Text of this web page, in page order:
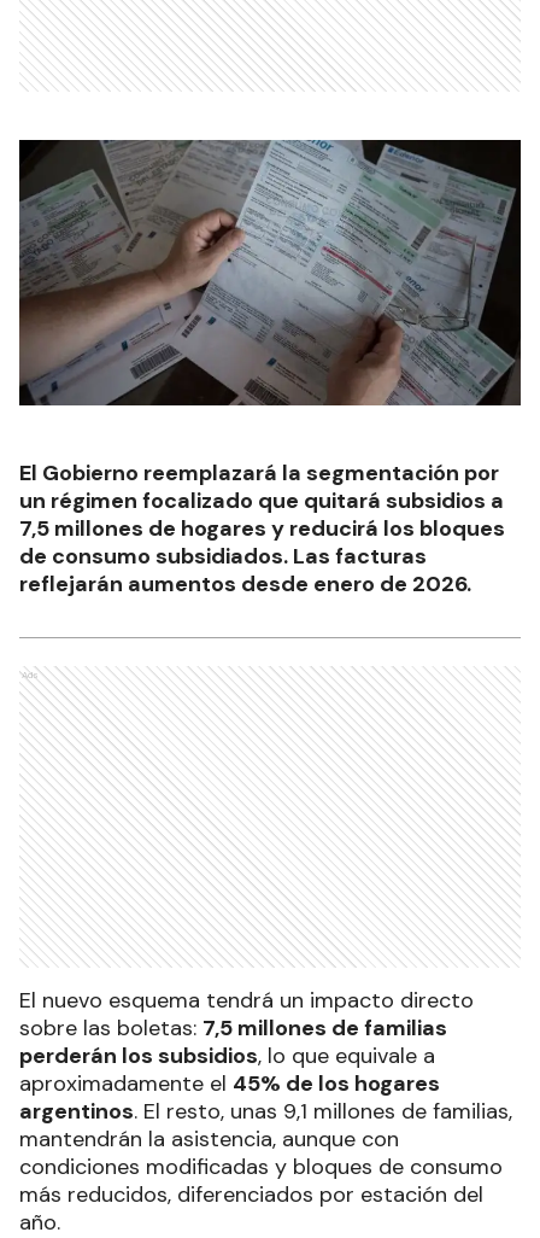
El Gobierno reemplazará la segmentación por
un régimen focalizado que quitará subsidios a
7,5 millones de hogares y reducirá los bloques
de consumo subsidiados. Las facturas
reflejarán aumentos desde enero de 2026.
Ads
El nuevo esquema tendrá un impacto directo
sobre las boletas: 7,5 millones de familias
perderán los subsidios, lo que equivale a
aproximadamente el 45% de los hogares
argentinos. El resto, unas 9,1 millones de familias,
mantendrán la asistencia, aunque con
condiciones modificadas y bloques de consumo
más reducidos, diferenciados por estación del
año.